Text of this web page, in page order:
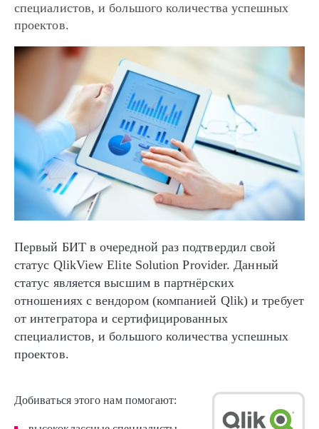
специалистов, и большого количества успешных
проектов.
Первый БИТ в очередной раз подтвердил свой
статус QlikView Elite Solution Provider. Данный
статус является высшим в партнёрских
отношениях с вендором (компанией Qlik) и требует
от интегратора и сертифицированных
специалистов, и большого количества успешных
проектов.
Добиваться этого нам помогают: